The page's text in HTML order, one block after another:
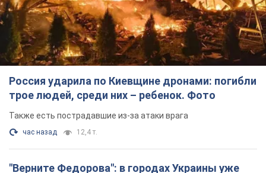
Россия ударила по Киевщине дронами: погибли
трое людей, среди них – ребенок. Фото
Также есть пострадавшие из-за атаки врага
час назад 12,4 т.
"Верните Федорова": в городах Украины уже